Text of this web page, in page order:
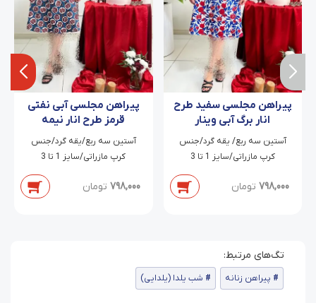
پیراهن مجلسی سفید طرح
انار برگ آبی وینار
آستین سه ربع/ یقه گرد/جنس
کرپ مازراتی/سایز 1 تا 3
798,000 تومان
پیراهن مجلسی آبی نفتی
قرمز طرح انار نیمه
سالومه
آستین سه ربع/یقه گرد/جنس
کرپ مازراتی/سایز 1 تا 3
798,000 تومان
پیراهن زنانه شب یلدا (یلدایی)